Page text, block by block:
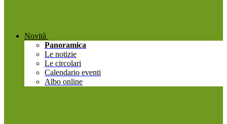
Novità
Panoramica
Le notizie
Le circolari
Calendario eventi
Albo online